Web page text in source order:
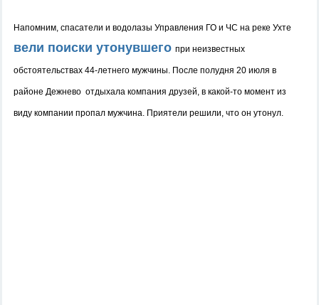
Напомним, спасатели и водолазы Управления ГО и ЧС на реке Ухте
вели поиски утонувшего при неизвестных
обстоятельствах 44-летнего мужчины. После полудня 20 июля в
районе Дежнево отдыхала компания друзей, в какой-то момент из
виду компании пропал мужчина. Приятели решили, что он утонул.